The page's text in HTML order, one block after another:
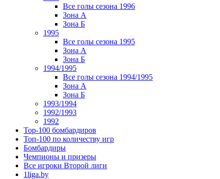
Все голы сезона 1996
Зона А
Зона Б
1995
Все голы сезона 1995
Зона А
Зона Б
1994/1995
Все голы сезона 1994/1995
Зона А
Зона Б
1993/1994
1992/1993
1992
Top-100 бомбардиров
Топ-100 по количеству игр
Бомбардиры
Чемпионы и призеры
Все игроки Второй лиги
1liga.by